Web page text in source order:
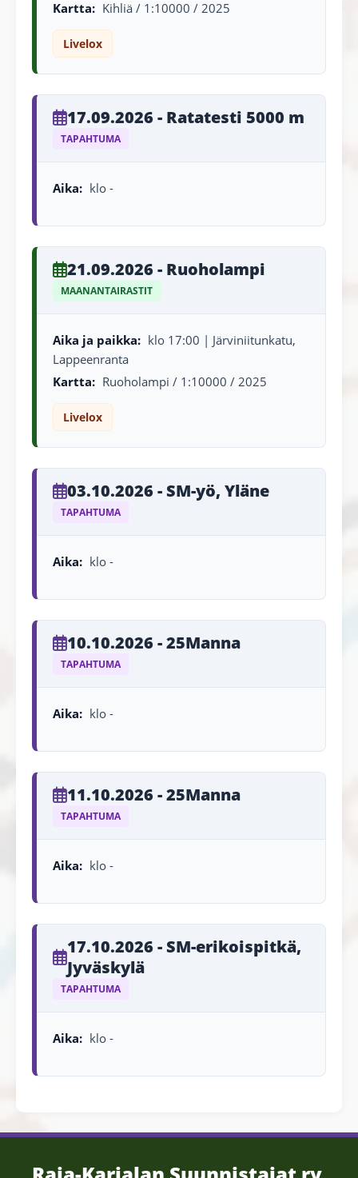
Kartta: Kihliä / 1:10000 / 2025
Livelox
17.09.2026 - Ratatesti 5000 m
TAPAHTUMA
Aika: klo -
21.09.2026 - Ruoholampi
MAANANTAIRASTIT
Aika ja paikka: klo 17:00 | Järviniitunkatu,
Lappeenranta
Kartta: Ruoholampi / 1:10000 / 2025
Livelox
03.10.2026 - SM-yö, Yläne
TAPAHTUMA
Aika: klo -
10.10.2026 - 25Manna
TAPAHTUMA
Aika: klo -
11.10.2026 - 25Manna
TAPAHTUMA
Aika: klo -
17.10.2026 - SM-erikoispitkä,
Jyväskylä
TAPAHTUMA
Aika: klo -